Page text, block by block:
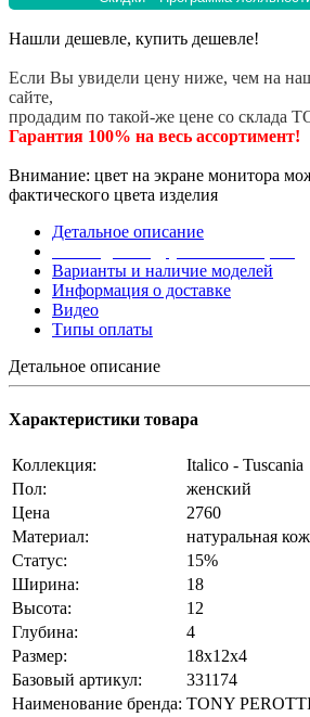
Нашли дешевле, купить дешевле!
Если Вы увидели цену ниже, чем на
сайте,
продадим по такой-же цене со склада
Гарантия 100% на весь ассортимент!
Внимание: цвет на экране монитора
фактического цвета изделия
Детальное описание
Варианты и наличие моделей
Информация о доставке
Видео
Типы оплаты
Детальное описание
Характеристики товара
Коллекция:
Italico - Tuscania
Пол:
женский
Цена
2760
Материал:
натуральная
Статус:
15%
Ширина:
18
Высота:
12
Глубина:
4
Размер:
18x12x4
Базовый артикул:
331174
Наименование бренда: TONY